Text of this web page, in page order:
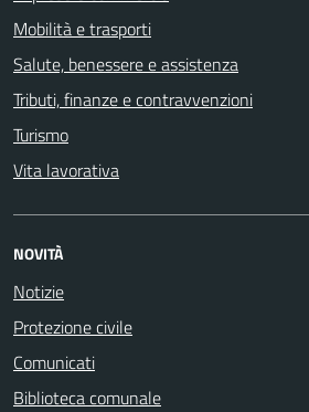
Mobilità e trasporti
Salute, benessere e assistenza
Tributi, finanze e contravvenzioni
Turismo
Vita lavorativa
NOVITÀ
Notizie
Protezione civile
Comunicati
Biblioteca comunale